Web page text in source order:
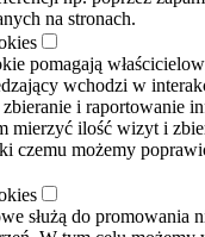
na stronach.
pomagają
wchodzi w
i raportowanie
mierzyć ilość wizyt i
czemu możemy
służą do promowania